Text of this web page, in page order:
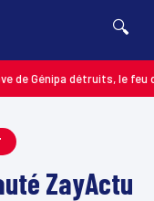
🔍
de Génipa détruits, le feu
ZayActu